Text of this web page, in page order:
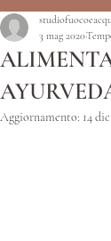
3 mag 2020
Aggiornamento: 14